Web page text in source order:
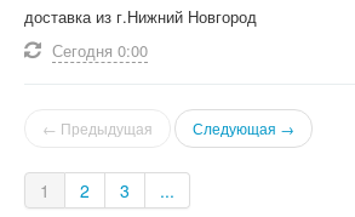
доставка из г.Нижний Новгород
Сегодня 0:00
← Предыдущая Следующая →
1 2 3 ...